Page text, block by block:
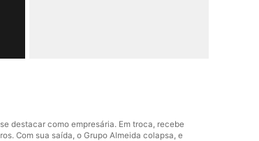
destacar como empresária. Em troca, recebe
Com sua saída, o Grupo Almeida colapsa, e